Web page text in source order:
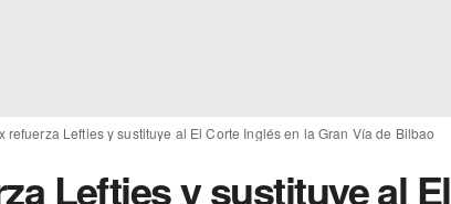
refuerza Lefties y sustituye al El Corte Inglés en la Gran Vía de Bilbao
Lefties y sustituye al El